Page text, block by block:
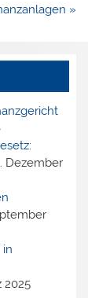
»
Dezember
2025